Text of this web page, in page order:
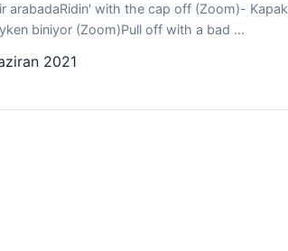
arabadaRidin' with the cap off (Zoom)- Kapak
biniyor (Zoom)Pull off with a bad ...
2021